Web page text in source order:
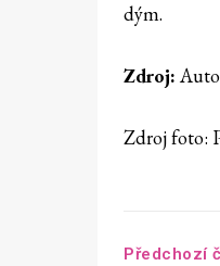
dým.
Zdroj:
Zdroj foto:
Předchozí